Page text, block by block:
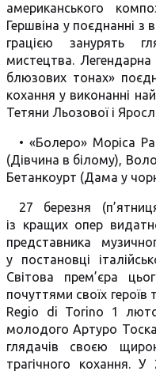
американського
Гершвіна у поєднанні з
грацією занурять
мистецтва.
блюзових тонах»
кохання у виконанні
Тетяни Льозової і
• «Болеро» Моріса
(Дівчина в білому),
Бетанкоурт (Дама у
27 березня
із кращих опер
представника
у постановці
Світова прем’єра
почуттями своїх героїв
Regio di Torino 1
молодого Артуро
глядачів своєю
трагічного кохання.